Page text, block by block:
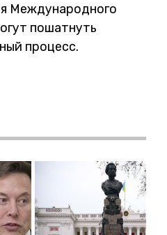
Международного
пошатнуть
процесс.